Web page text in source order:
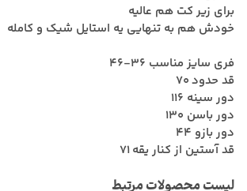
برای زیر کت هم عالیه
خودش هم به تنهایی یه استایل شیک و کامله
فری سایز مناسب ۳۶-۴۶
قد حدود 70
دور سینه 116
دور باسن 130
دور بازو 44
قد آستین از کنار یقه 71